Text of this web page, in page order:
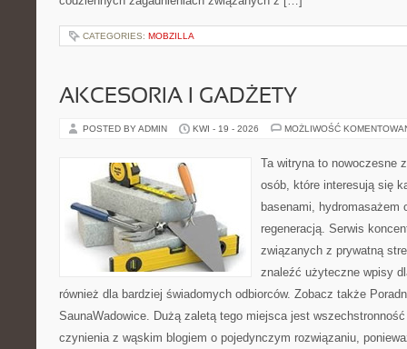
CATEGORIES: MOBZILLA
AKCESORIA I GADŻETY
POSTED BY ADMIN KWI - 19 - 2026 MOŻLIWOŚĆ
Ta witryna to nowoczesne
osób, które interesują się
basenami, hydromasażem
regeneracją. Serwis
związanych z prywatną
znaleźć użyteczne wpisy
również dla bardziej świadomych odbiorców. Zobacz także
SaunaWadowice. Dużą zaletą tego miejsca jest
czynienia z wąskim blogiem o pojedynczym rozwiązaniu,